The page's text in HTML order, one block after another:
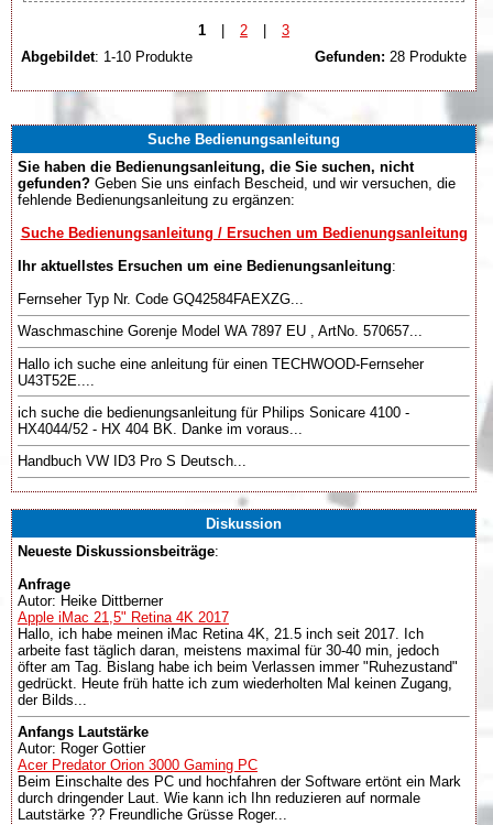
1 | 2 |
3
Abgebildet: 1-10 Produkte Gefunden: 28 Produkte
Suche Bedienungsanleitung
Sie haben die Bedienungsanleitung, die Sie suchen, nicht
gefunden? Geben Sie uns einfach Bescheid, und wir versuchen, die
fehlende Bedienungsanleitung zu ergänzen:
Suche Bedienungsanleitung / Ersuchen um Bedienungsanleitung
Ihr aktuellstes Ersuchen um eine Bedienungsanleitung:
Fernseher Typ Nr. Code GQ42584FAEXZG...
Waschmaschine Gorenje Model WA 7897 EU , ArtNo. 570657...
Hallo ich suche eine anleitung für einen TECHWOOD-Fernseher
U43T52E....
ich suche die bedienungsanleitung für Philips Sonicare 4100 -
HX4044/52 - HX 404 BK. Danke im voraus...
Handbuch VW ID3 Pro S Deutsch...
Diskussion
Neueste Diskussionsbeiträge:
Anfrage
Autor: Heike Dittberner
Apple iMac 21,5" Retina 4K 2017
Hallo, ich habe meinen iMac Retina 4K, 21.5 inch seit 2017. Ich
arbeite fast täglich daran, meistens maximal für 30-40 min, jedoch
öfter am Tag. Bislang habe ich beim Verlassen immer "Ruhezustand"
gedrückt. Heute früh hatte ich zum wiederholten Mal keinen Zugang,
der Bilds...
Anfangs Lautstärke
Autor: Roger Gottier
Acer Predator Orion 3000 Gaming PC
Beim Einschalte des PC und hochfahren der Software ertönt ein Mark
durch dringender Laut. Wie kann ich Ihn reduzieren auf normale
Lautstärke ?? Freundliche Grüsse Roger...